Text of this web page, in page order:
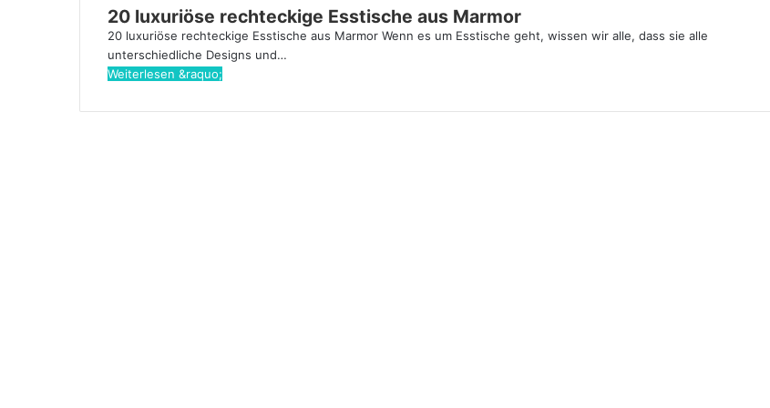
20 luxuriöse rechteckige Esstische aus Marmor
20 luxuriöse rechteckige Esstische aus Marmor Wenn es um Esstische geht, wissen wir alle, dass sie alle
unterschiedliche Designs und…
Weiterlesen &raquo;